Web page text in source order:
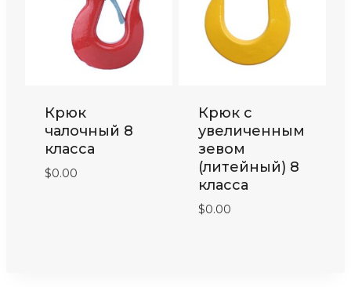
Крюк
чалочный 8
класса
$0.00
Крюк с
увеличенным
зевом
(литейный) 8
класса
$0.00